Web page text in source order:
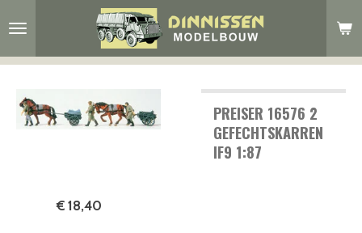
direct
naar
hoofdinhoud
PREISER 16576 2
GEFECHTSKARREN
IF9 1:87
€ 18,40